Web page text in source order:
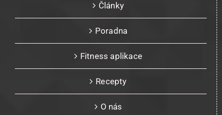
Články
Poradna
Fitness aplikace
Recepty
O nás